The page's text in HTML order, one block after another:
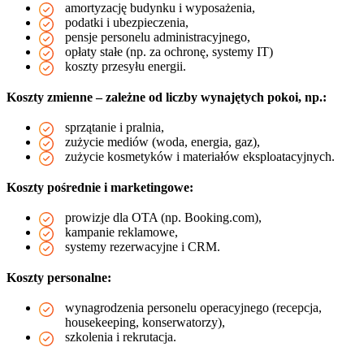
amortyzację budynku i wyposażenia,
podatki i ubezpieczenia,
pensje personelu administracyjnego,
opłaty stałe (np. za ochronę, systemy IT)
koszty przesyłu energii.
Koszty zmienne – zależne od liczby wynajętych pokoi, np.:
sprzątanie i pralnia,
zużycie mediów (woda, energia, gaz),
zużycie kosmetyków i materiałów eksploatacyjnych.
Koszty pośrednie i marketingowe:
prowizje dla OTA (np. Booking.com),
kampanie reklamowe,
systemy rezerwacyjne i CRM.
Koszty personalne:
wynagrodzenia personelu operacyjnego (recepcja,
housekeeping, konserwatorzy),
szkolenia i rekrutacja.